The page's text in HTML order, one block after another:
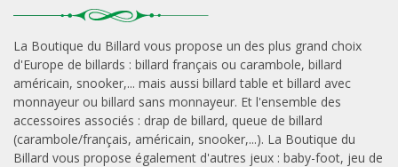
La Boutique du Billard vous propose un des plus grand choix
d'Europe de billards : billard français ou carambole, billard
américain, snooker,... mais aussi billard table et billard avec
monnayeur ou billard sans monnayeur. Et l'ensemble des
accessoires associés : drap de billard, queue de billard
(carambole/français, américain, snooker,...). La Boutique du
Billard vous propose également d'autres jeux : baby-foot, jeu de